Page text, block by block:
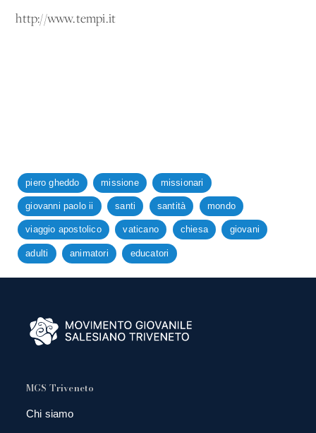
http://www.tempi.it
piero gheddo missione missionari
giovanni paolo ii santi santità mondo
viaggio apostolico vaticano chiesa giovani
adulti animatori educatori
MGS Triveneto
Chi siamo